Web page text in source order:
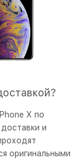
X по
и
оригинальными